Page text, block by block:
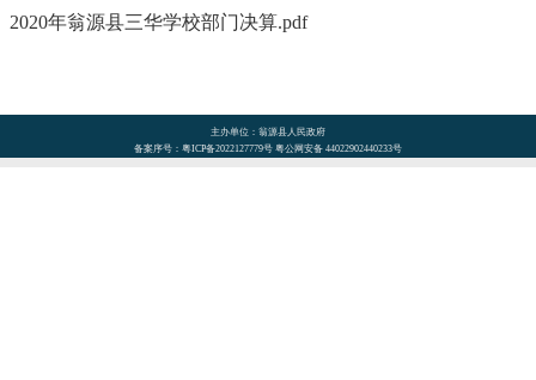
2020年翁源县三华学校部门决算.pdf
主办单位：翁源县人民政府
备案序号：粤ICP备2022127779号 粤公网安备 44022902440233号